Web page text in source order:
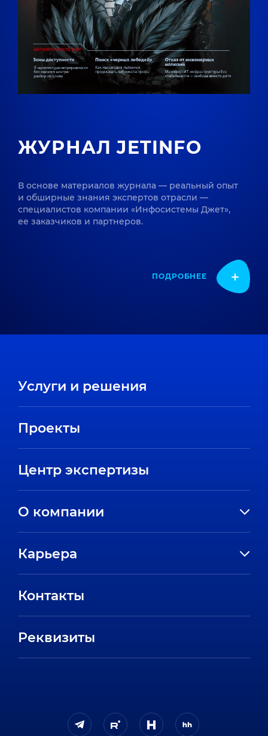
ЖУРНАЛ JETINFO
В основе материалов журнала — реальный опыт
и обширные знания экспертов отрасли —
специалистов компании «Инфосистемы Джет»,
ее заказчиков и партнеров.
ПОДРОБНЕЕ
Услуги и решения
Проекты
Центр экспертизы
О компании
Направления
Карьера
Контакты
Реквизиты